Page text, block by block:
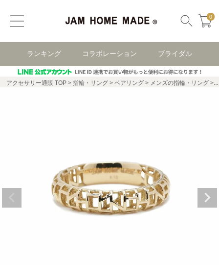
0
ランキング コラボレーション ブライダル
アクセサリー通販 TOP 指輪・リング ペアリング メンズの指輪・リング